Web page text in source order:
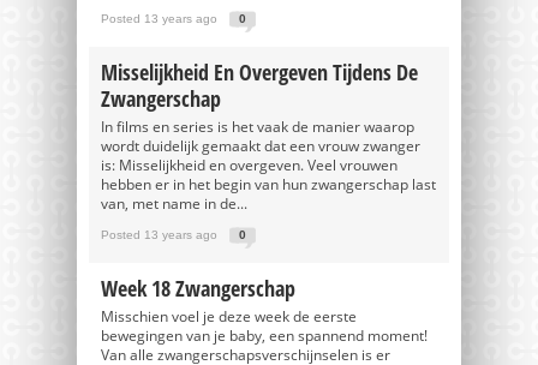
Posted 13 years ago 0
Misselijkheid En Overgeven Tijdens De
Zwangerschap
In films en series is het vaak de manier waarop
wordt duidelijk gemaakt dat een vrouw zwanger
is: Misselijkheid en overgeven. Veel vrouwen
hebben er in het begin van hun zwangerschap last
van, met name in de...
Posted 13 years ago 0
Week 18 Zwangerschap
Misschien voel je deze week de eerste
bewegingen van je baby, een spannend moment!
Van alle zwangerschapsverschijnselen is er